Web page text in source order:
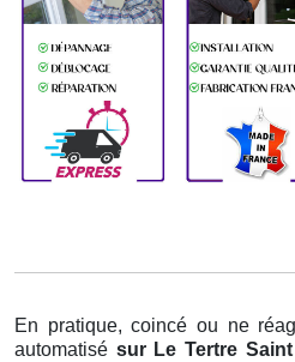
En pratique, coincé ou ne
automatisé sur Le Tertre